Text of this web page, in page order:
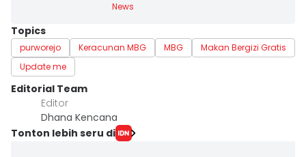
News
Topics
purworejo Keracunan MBG MBG
Makan Bergizi Gratis
Update me
Editorial Team
Editor
Dhana Kencana
Tonton lebih seru di